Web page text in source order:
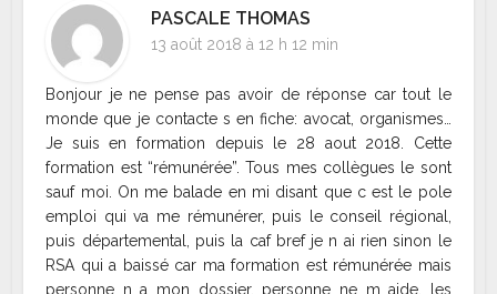
PASCALE THOMAS
13 août 2018 à 12 h 12 min
Bonjour je ne pense pas avoir de réponse car tout le
monde que je contacte s en fiche: avocat, organismes…
Je suis en formation depuis le 28 aout 2018. Cette
formation est “rémunérée”. Tous mes collègues le sont
sauf moi. On me balade en mi disant que c est le pole
emploi qui va me rémunérer, puis le conseil régional,
puis départemental, puis la caf bref je n ai rien sinon le
RSA qui a baissé car ma formation est rémunérée mais
personne n a mon dossier, personne ne m aide, les